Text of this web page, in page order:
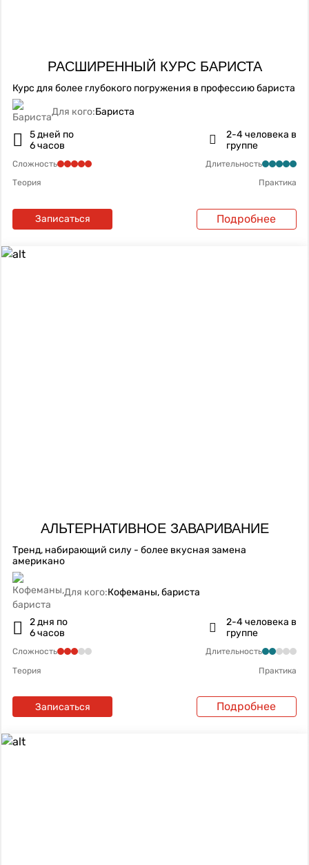
РАСШИРЕННЫЙ КУРС БАРИСТА
Курс для более глубокого погружения в профессию бариста
Для кого:Бариста
5 дней по
6 часов
2-4 человека в
группе
Сложность
Длительность
Теория
Практика
Записаться Подробнее
АЛЬТЕРНАТИВНОЕ ЗАВАРИВАНИЕ
Тренд, набирающий силу - более вкусная замена
американо
Для кого:Кофеманы, бариста
2 дня по
6 часов
2-4 человека в
группе
Сложность
Длительность
Теория
Практика
Записаться Подробнее